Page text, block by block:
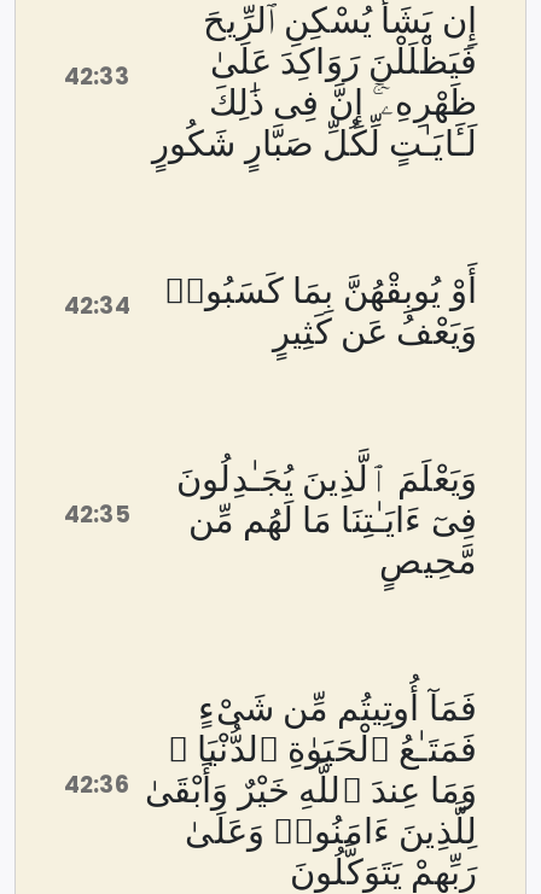
42:33
إِن يَشَأْ يُسْكِنِ ٱلرِّيحَ
فَيَظْلَلْنَ رَوَاكِدَ عَلَىٰ
ظَهْرِهِۦٓ ۚ إِنَّ فِى ذَٰلِكَ
لَـَٔايَـٰتٍ لِّكُلِّ صَبَّارٍ شَكُورٍ
42:34
أَوْ يُوبِقْهُنَّ بِمَا كَسَبُوا۟
وَيَعْفُ عَن كَثِيرٍ
42:35
وَيَعْلَمَ ٱلَّذِينَ يُجَـٰدِلُونَ
فِىٓ ءَايَـٰتِنَا مَا لَهُم مِّن
مَّحِيصٍ
42:36
فَمَآ أُوتِيتُم مِّن شَىْءٍ
فَمَتَـٰعُ ٱلْحَيَوٰةِ ٱلدُّنْيَا ۖ
وَمَا عِندَ ٱللَّهِ خَيْرٌ وَأَبْقَىٰ
لِلَّذِينَ ءَامَنُوا۟ وَعَلَىٰ
رَبِّهِمْ يَتَوَكَّلُونَ